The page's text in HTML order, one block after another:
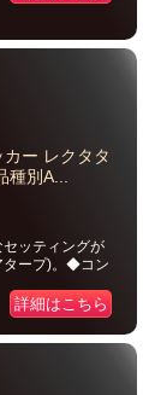
ー レクタタ
別A...
ッティングが
タープ)。◆コン
詳細はこちら